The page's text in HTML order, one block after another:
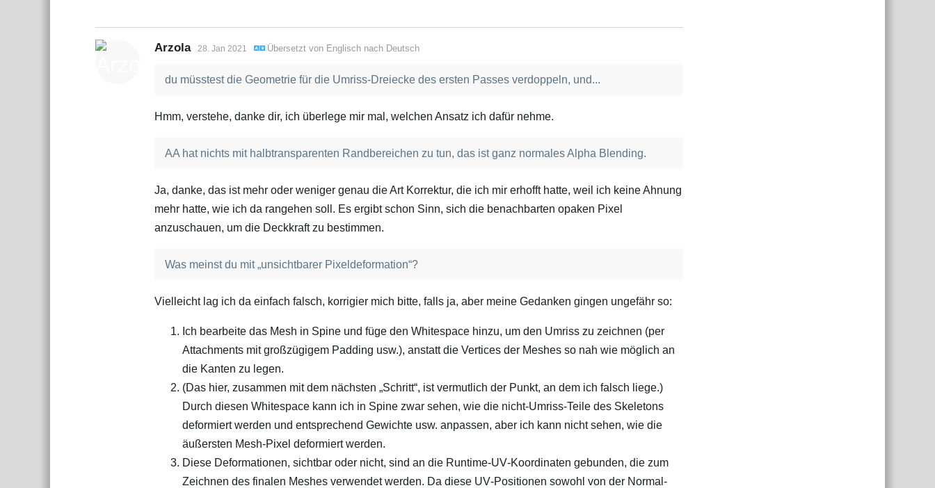
Arzola 28. Jan 2021 Übersetzt von Englisch nach Deutsch
du müsstest die Geometrie für die Umriss‑Dreiecke des ersten Passes verdoppeln, und...
Hmm, verstehe, danke dir, ich überlege mir mal, welchen Ansatz ich dafür nehme.
AA hat nichts mit halbtransparenten Randbereichen zu tun, das ist ganz normales Alpha Blending.
Ja, danke, das ist mehr oder weniger genau die Art Korrektur, die ich mir erhofft hatte, weil ich keine Ahnung
mehr hatte, wie ich da rangehen soll. Es ergibt schon Sinn, sich die benachbarten opaken Pixel
anzuschauen, um die Deckkraft zu bestimmen.
Was meinst du mit „unsichtbarer Pixeldeformation“?
Vielleicht lag ich da einfach falsch, korrigier mich bitte, falls ja, aber meine Gedanken gingen ungefähr so:
Ich bearbeite das Mesh in Spine und füge den Whitespace hinzu, um den Umriss zu zeichnen (per
Attachments mit großzügigem Padding usw.), anstatt die Vertices der Meshes so nah wie möglich an
die Kanten zu legen.
(Das hier, zusammen mit dem nächsten „Schritt“, ist vermutlich der Punkt, an dem ich falsch liege.)
Durch diesen Whitespace kann ich in Spine zwar sehen, wie die nicht‑Umriss‑Teile des Skeletons
deformiert werden und entsprechend Gewichte usw. anpassen, aber ich kann nicht sehen, wie die
äußersten Mesh‑Pixel deformiert werden.
Diese Deformationen, sichtbar oder nicht, sind an die Runtime‑UV‑Koordinaten gebunden, die zum
Zeichnen des finalen Meshes verwendet werden. Da diese UV‑Positionen sowohl von der Normal‑